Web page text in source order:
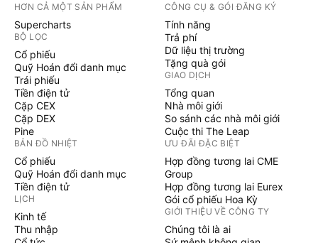
HƠN CẢ MỘT SẢN PHẨM
Supercharts
BỘ LỌC
Cổ phiếu
Quỹ Hoán đổi danh mục
Trái phiếu
Tiền điện tử
Cặp CEX
Cặp DEX
Pine
BẢN ĐỒ NHIỆT
Cổ phiếu
Quỹ Hoán đổi danh mục
Tiền điện tử
LỊCH
Kinh tế
Thu nhập
CÔNG CỤ & GÓI ĐĂNG KÝ
Tính năng
Trả phí
Dữ liệu thị trường
Tặng quà gói
GIAO DỊCH
Tổng quan
Nhà môi giới
So sánh các nhà môi giới
Cuộc thi The Leap
ƯU ĐÃI ĐẶC BIỆT
Hợp đồng tương lai CME
Group
Hợp đồng tương lai Eurex
Gói cổ phiếu Hoa Kỳ
GIỚI THIỆU VỀ CÔNG TY
Chúng tôi là ai